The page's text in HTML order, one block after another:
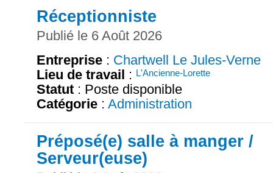
Réceptionniste
Publié le 6 Août 2026
Entreprise : Chartwell Le Jules-Verne
Lieu de travail : L'Ancienne-Lorette
Statut : Poste disponible
Catégorie : Administration
Préposé(e) salle à manger /
Serveur(euse)